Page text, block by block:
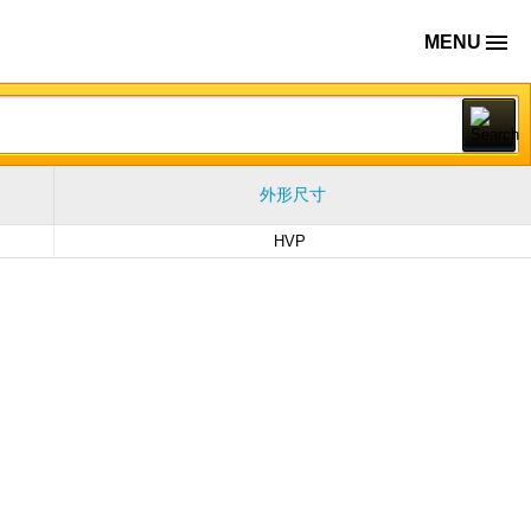
MENU
外形尺寸
HVP